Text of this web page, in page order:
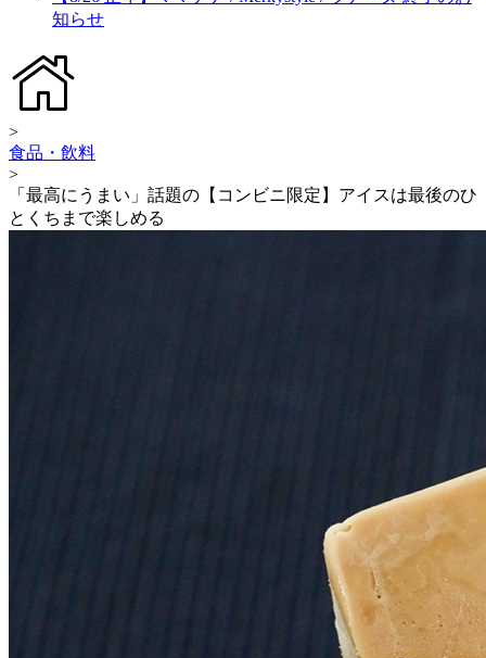
知らせ
>
食品・飲料
>
「最高にうまい」話題の【コンビニ限定】アイスは最後のひ
とくちまで楽しめる